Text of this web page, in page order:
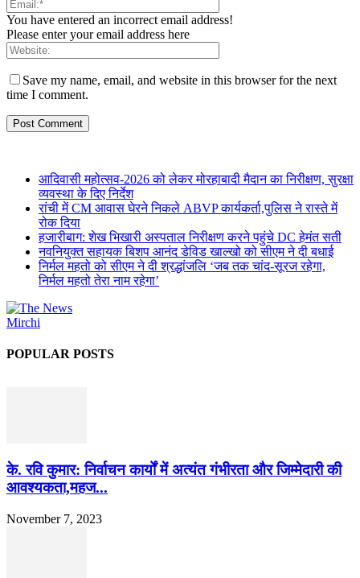
You have entered an incorrect email address!
Please enter your email address here
Save my name, email, and website in this browser for the next
time I comment.
आदिवासी महोत्सव-2026 को लेकर मोरहाबादी मैदान का निरीक्षण, सुरक्षा
व्यवस्था के दिए निर्देश
रांची में CM आवास घेरने निकले ABVP कार्यकर्ता,पुलिस ने रास्ते में
रोक दिया
हजारीबाग: शेख भिखारी अस्पताल निरीक्षण करने पहुंचे DC हेमंत सती
नवनियुक्त सहायक बिशप आनंद डेविड खाल्खो को सीएम ने दी बधाई
निर्मल महतो को सीएम ने दी श्रद्धांजलि ‘जब तक चांद-सूरज रहेगा,
निर्मल महतो तेरा नाम रहेगा’
POPULAR POSTS
के. रवि कुमार: निर्वाचन कार्यों में अत्यंत गंभीरता और जिम्मेदारी की
आवश्यकता,महज...
November 7, 2023